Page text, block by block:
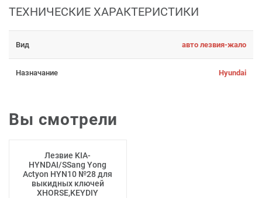
ТЕХНИЧЕСКИЕ ХАРАКТЕРИСТИКИ
Вид авто лезвия-жало
Назначание Hyundai
Вы смотрели
Лезвие KIA-
HYNDAI/SSang Yong
Actyon HYN10 №28 для
выкидных ключей
XHORSE,KEYDIY